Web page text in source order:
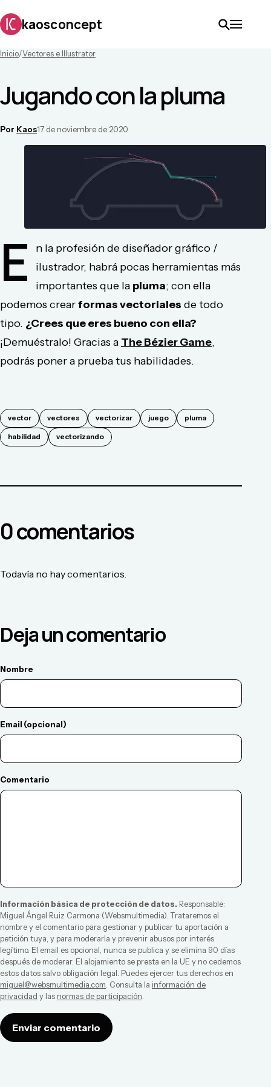
kaosconcept
Inicio/Vectores e Illustrator
Jugando con la pluma
Por Kaos17 de noviembre de 2020
E
n la profesión de diseñador gráfico /
ilustrador, habrá pocas herramientas más
importantes que la pluma; con ella
podemos crearformas vectoriales de todo
tipo. ¿Crees que eres bueno con ella?
¡Demuéstralo! Gracias a The Bézier Game,
podrás poner a prueba tus habilidades.
vector vectores vectorizar juego pluma
habilidad vectorizando
0comentarios
Todavía no hay comentarios.
Deja un comentario
Nombre
Email (opcional)
Comentario
Información básica de protección de datos. Responsable:
Miguel Ángel Ruiz Carmona (Websmultimedia). Trataremos el
nombre y el comentario para gestionar y publicar tu aportación a
petición tuya, y para moderarla y prevenir abusos por interés
legítimo. El email es opcional, nunca se publica y se elimina 90 días
después de moderar. El alojamiento se presta en la UE y no cedemos
estos datos salvo obligación legal. Puedes ejercer tus derechos en
miguel@websmultimedia.com. Consulta la información de
privacidad y las normas de participación.
Enviar comentario